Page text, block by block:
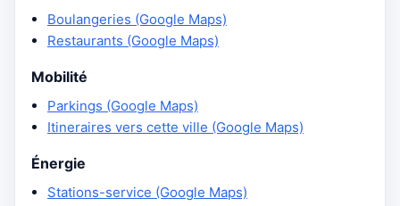
Boulangeries (Google Maps)
Restaurants (Google Maps)
Mobilité
Parkings (Google Maps)
Itineraires vers cette ville (Google Maps)
Énergie
Stations-service (Google Maps)